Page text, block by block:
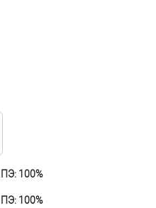
ПЭ: 100%
ПЭ: 100%